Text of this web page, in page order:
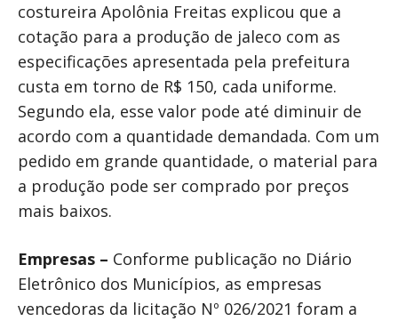
costureira Apolônia Freitas explicou que a
cotação para a produção de jaleco com as
especificações apresentada pela prefeitura
custa em torno de R$ 150, cada uniforme.
Segundo ela, esse valor pode até diminuir de
acordo com a quantidade demandada. Com um
pedido em grande quantidade, o material para
a produção pode ser comprado por preços
mais baixos.
Empresas – Conforme publicação no Diário
Eletrônico dos Municípios, as empresas
vencedoras da licitação Nº 026/2021 foram a